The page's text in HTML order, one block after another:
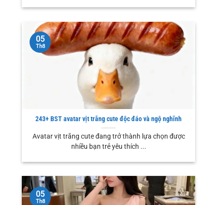
243+ BST avatar vịt trắng cute độc đáo và ngộ nghĩnh
Avatar vịt trắng cute đang trở thành lựa chọn được
nhiều bạn trẻ yêu thích ...
05
Th8
05
Th8